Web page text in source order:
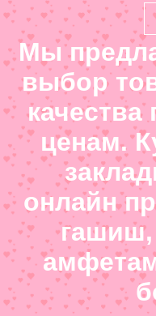
Мы
выбор
ценам.
онлайн